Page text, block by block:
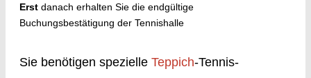
Erst danach erhalten Sie die endgültige
Buchungsbestätigung der Tennishalle
Sie benötigen spezielle Teppich-Tennis-